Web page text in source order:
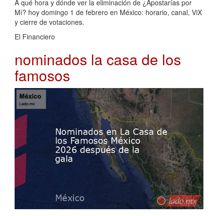
A qué hora y dónde ver la eliminación de ¿Apostarías por
Mí? hoy domingo 1 de febrero en México: horario, canal, ViX
y cierre de votaciones.
El Financiero
nominados la casa de los
famosos